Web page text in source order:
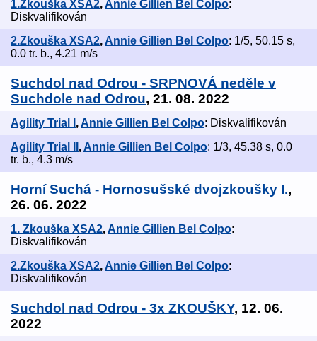
1.Zkouška XSA2,Annie Gillien Bel Colpo:
Diskvalifikován
2.Zkouška XSA2, Annie Gillien Bel Colpo: 1/5, 50.15 s,
0.0 tr. b., 4.21 m/s
Suchdol nad Odrou - SRPNOVÁ neděle v
Suchdole nad Odrou, 21. 08. 2022
Agility Trial I ,Annie Gillien Bel Colpo: Diskvalifikován
Agility Trial II , Annie Gillien Bel Colpo: 1/3, 45.38 s, 0.0
tr. b., 4.3 m/s
Horní Suchá - Hornosušské dvojzkoušky I.,
26. 06. 2022
1. Zkouška XSA2,Annie Gillien Bel Colpo:
Diskvalifikován
2.Zkouška XSA2, Annie Gillien Bel Colpo:
Diskvalifikován
Suchdol nad Odrou - 3x ZKOUŠKY, 12. 06.
2022